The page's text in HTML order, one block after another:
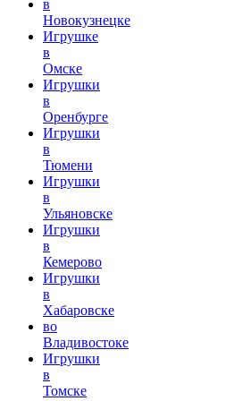
в
Новокузнецке
Игрушке
в
Омске
Игрушки
в
Оренбурге
Игрушки
в
Тюмени
Игрушки
в
Ульяновске
Игрушки
в
Кемерово
Игрушки
в
Хабаровске
во
Владивостоке
Игрушки
в
Томске